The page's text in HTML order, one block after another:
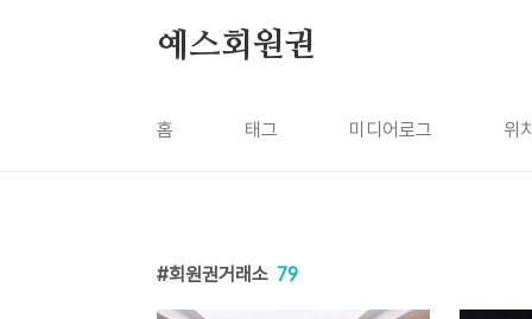
예스회원권
홈 태그 미디어로그 위
회원권거래소 79